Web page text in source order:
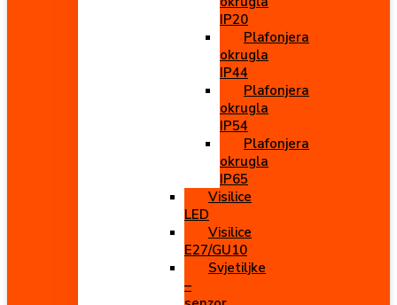
IP20
Plafonjera
okrugla
IP44
Plafonjera
okrugla
IP54
Plafonjera
okrugla
IP65
Visilice
LED
Visilice
E27/GU10
Svjetiljke
–